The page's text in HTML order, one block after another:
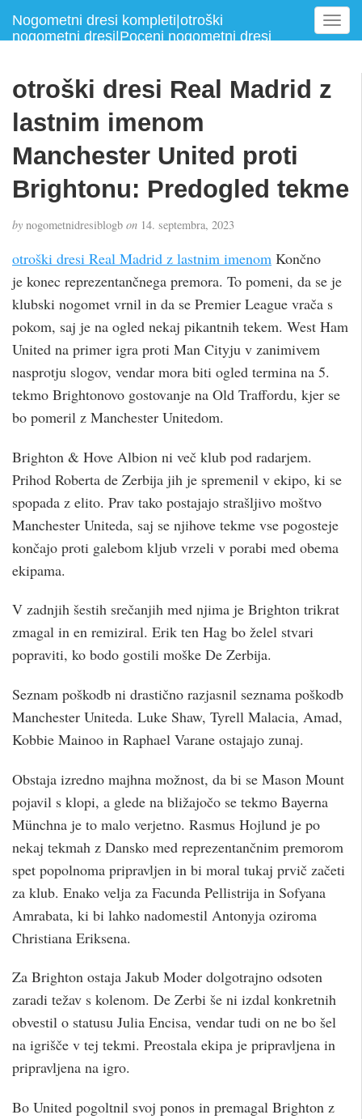
Nogometni dresi kompleti|otroški
nogometni dresi|Poceni nogometni dresi
T
o
l
i
g
n
otroški dresi Real Madrid z
lastnim imenom
Manchester United proti
Brightonu: Predogled tekme
by nogometnidresiblogb on 14. septembra, 2023
otroški dresi Real Madrid z lastnim imenom Končno
je konec reprezentančnega premora. To pomeni, da se je
klubski nogomet vrnil in da se Premier League vrača s
pokom, saj je na ogled nekaj pikantnih tekem. West Ham
United na primer igra proti Man Cityju v zanimivem
nasprotju slogov, vendar mora biti ogled termina na 5.
tekmo Brightonovo gostovanje na Old Traffordu, kjer se
bo pomeril z Manchester Unitedom.
Brighton & Hove Albion ni več klub pod radarjem.
Prihod Roberta de Zerbija jih je spremenil v ekipo, ki se
spopada z elito. Prav tako postajajo strašljivo moštvo
Manchester Uniteda, saj se njihove tekme vse pogosteje
končajo proti galebom kljub vrzeli v porabi med obema
ekipama.
V zadnjih šestih srečanjih med njima je Brighton trikrat
zmagal in en remiziral. Erik ten Hag bo želel stvari
popraviti, ko bodo gostili moške De Zerbija.
Seznam poškodb ni drastično razjasnil seznama poškodb
Manchester Uniteda. Luke Shaw, Tyrell Malacia, Amad,
Kobbie Mainoo in Raphael Varane ostajajo zunaj.
Obstaja izredno majhna možnost, da bi se Mason Mount
pojavil s klopi, a glede na bližajočo se tekmo Bayerna
Münchna je to malo verjetno. Rasmus Hojlund je po
nekaj tekmah z Dansko med reprezentančnim premorom
spet popolnoma pripravljen in bi moral tukaj prvič začeti
za klub. Enako velja za Facunda Pellistrija in Sofyana
Amrabata, ki bi lahko nadomestil Antonyja oziroma
Christiana Eriksena.
Za Brighton ostaja Jakub Moder dolgotrajno odsoten
zaradi težav s kolenom. De Zerbi še ni izdal konkretnih
obvestil o statusu Julia Encisa, vendar tudi on ne bo šel
na igrišče v tej tekmi. Preostala ekipa je pripravljena in
pripravljena na igro.
Bo United pogoltnil svoj ponos in premagal Brighton z